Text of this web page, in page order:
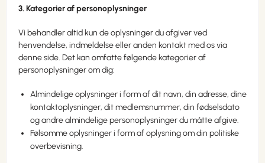
3. Kategorier af personoplysninger
Vi behandler altid kun de oplysninger du afgiver ved
henvendelse, indmeldelse eller anden kontakt med os via
denne side. Det kan omfatte følgende kategorier af
personoplysninger om dig:
Almindelige oplysninger i form af dit navn, din adresse, dine
kontaktoplysninger, dit medlemsnummer, din fødselsdato
og andre almindelige personoplysninger du måtte afgive.
Følsomme oplysninger i form af oplysning om din politiske
overbevisning.